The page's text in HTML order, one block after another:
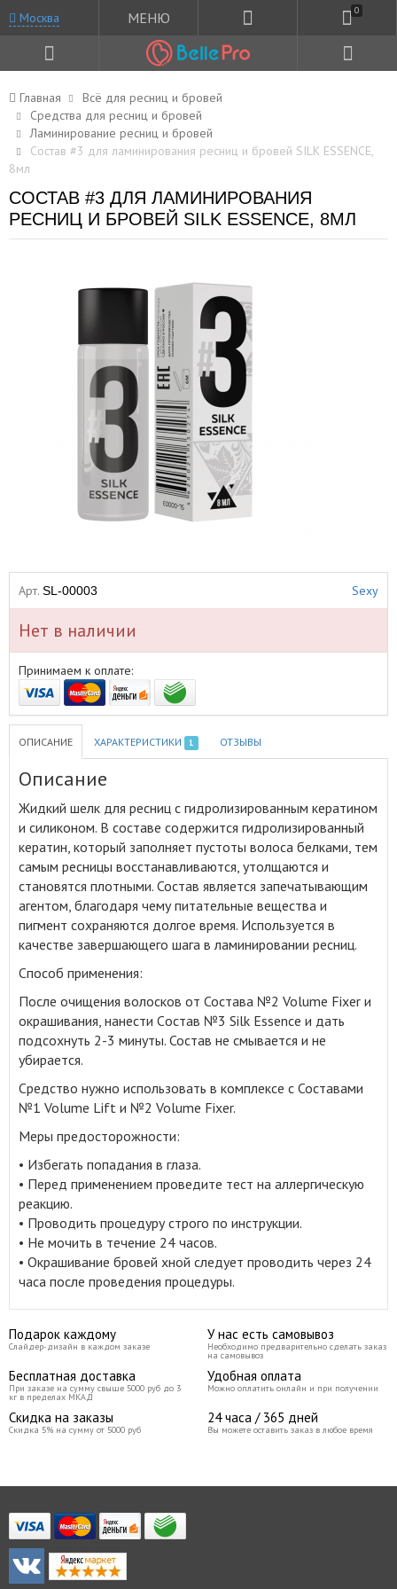
Москва МЕНЮ 0
Главная
Всё для ресниц и бровей
Средства для ресниц и бровей
Ламинирование ресниц и бровей
Состав #3 для ламинирования ресниц и бровей SILK ESSENCE,
8мл
СОСТАВ #3 ДЛЯ ЛАМИНИРОВАНИЯ
РЕСНИЦ И БРОВЕЙ SILK ESSENCE, 8МЛ
Арт. SL-00003 Sexy
Нет в наличии
Принимаем к оплате:
ОПИСАНИЕ ХАРАКТЕРИСТИКИ 1 ОТЗЫВЫ
Описание
Жидкий шелк для ресниц с гидролизированным кератином
и силиконом. В составе содержится гидролизированный
кератин, который заполняет пустоты волоса белками, тем
самым ресницы восстанавливаются, утолщаются и
становятся плотными. Состав является запечатывающим
агентом, благодаря чему питательные вещества и
пигмент сохраняются долгое время. Используется в
качестве завершающего шага в ламинировании ресниц.
Способ применения:
После очищения волосков от Состава №2 Volume Fixer и
окрашивания, нанести Cостав №3 Silk Essence и дать
подсохнуть 2-3 минуты. Состав не смывается и не
убирается.
Средство нужно использовать в комплексе с Составами
№1 Volume Lift и №2 Volume Fixer.
Меры предосторожности:
• Избегать попадания в глаза.
• Перед применением проведите тест на аллергическую
реакцию.
• Проводить процедуру строго по инструкции.
• Не мочить в течение 24 часов.
• Окрашивание бровей хной следует проводить через 24
часа после проведения процедуры.
Подарок каждому
Слайдер-дизайн в каждом заказе
У нас есть самовывоз
Необходимо предварительно сделать заказ
на самовывоз
Бесплатная доставка
При заказе на сумму свыше 5000 руб до 3
кг в пределах МКАД
Удобная оплата
Можно оплатить онлайн и при получении
Скидка на заказы
Скидка 5% на сумму от 5000 руб
24 часа / 365 дней
Вы можете оставить заказ в любое время